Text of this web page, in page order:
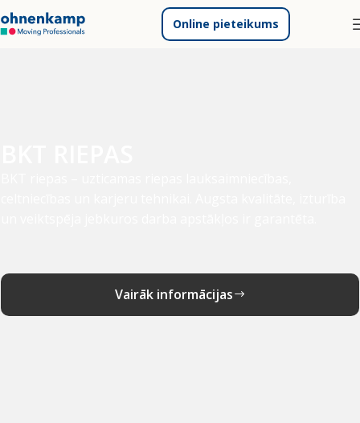
Online pieteikums
Vairāk informācijas